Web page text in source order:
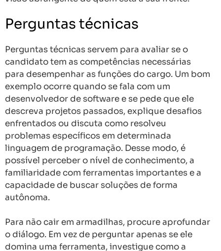
Perguntas técnicas
Perguntas técnicas servem para avaliar se o
candidato tem as competências necessárias
para desempenhar as funções do cargo. Um bom
exemplo ocorre quando se fala com um
desenvolvedor de software e se pede que ele
descreva projetos passados, explique desafios
enfrentados ou discuta como resolveu
problemas específicos em determinada
linguagem de programação. Desse modo, é
possível perceber o nível de conhecimento, a
familiaridade com ferramentas importantes e a
capacidade de buscar soluções de forma
autônoma.
Para não cair em armadilhas, procure aprofundar
o diálogo. Em vez de perguntar apenas se ele
domina uma ferramenta, investigue como a